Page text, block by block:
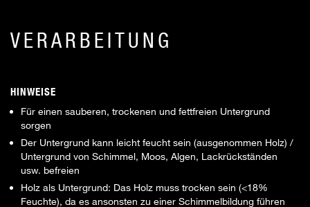
VERARBEITUNG
HINWEISE
Für einen sauberen, trockenen und fettfreien Untergrund
sorgen
Der Untergrund kann leicht feucht sein (ausgenommen Holz) /
Untergrund von Schimmel, Moos, Algen, Lackrückständen
usw. befreien
Holz als Untergrund: Das Holz muss trocken sein (<18%
Feuchte), da es ansonsten zu einer Schimmelbildung führen